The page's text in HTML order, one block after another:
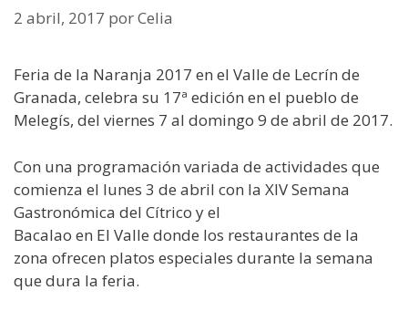
2 abril, 2017 porCelia
Feria de la Naranja 2017 en el Valle de Lecrín de
Granada, celebra su 17ª edición en el pueblo de
Melegís, del viernes 7 al domingo 9 de abril de 2017.
Con una programación variada de actividades que
comienza el lunes 3 de abril con la XIV Semana
Gastronómica del Cítrico y el
Bacalao en El Valle donde los restaurantes de la
zona ofrecen platos especiales durante la semana
que dura la feria.